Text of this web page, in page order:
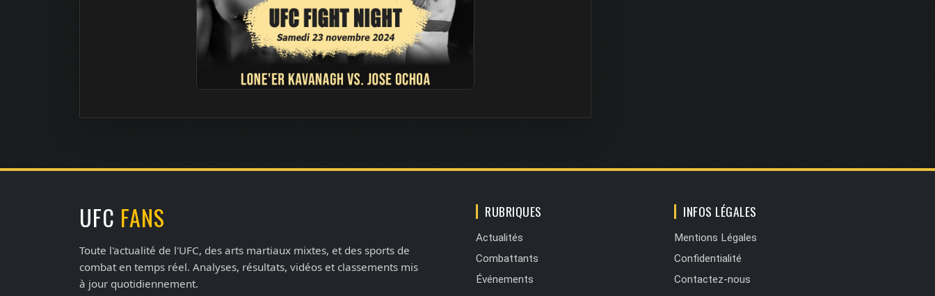
UFC FANS
Toute l'actualité de l'UFC, des arts martiaux mixtes, et des sports de
combat en temps réel. Analyses, résultats, vidéos et classements mis
à jour quotidiennement.
RUBRIQUES
Actualités
Combattants
Événements
INFOS LÉGALES
Mentions Légales
Confidentialité
Contactez-nous